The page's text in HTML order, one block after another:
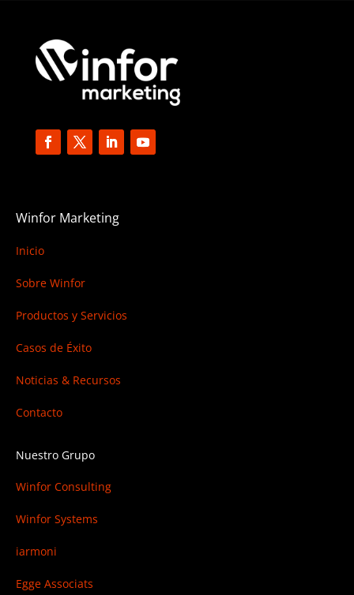
Winfor Marketing
Inicio
Sobre Winfor
Productos y Servicios
Casos de Éxito
Noticias & Recursos
Contacto
Nuestro Grupo
Winfor Consulting
Winfor Systems
iarmoni
Egge Associats